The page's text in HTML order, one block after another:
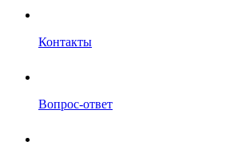
Контакты
Вопрос-ответ